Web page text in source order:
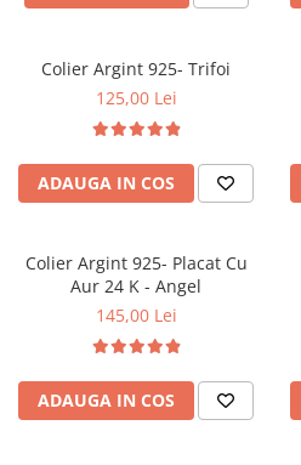
Colier Argint 925- Trifoi
125,00 Lei
ADAUGA IN COS
Colier Argint 925- Placat Cu
Aur 24 K - Angel
145,00 Lei
ADAUGA IN COS